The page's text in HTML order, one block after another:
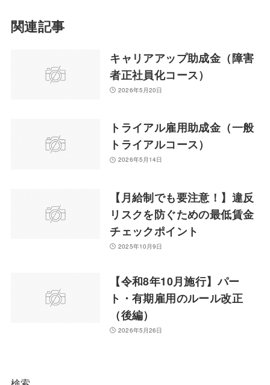
関連記事
キャリアアップ助成金（障害
者正社員化コース）
2026年5月20日
トライアル雇用助成金（一般
トライアルコース）
2026年5月14日
【月給制でも要注意！】違反
リスクを防ぐための最低賃金
チェックポイント
2025年10月9日
【令和8年10月施行】パー
ト・有期雇用のルール改正
（後編）
2026年5月26日